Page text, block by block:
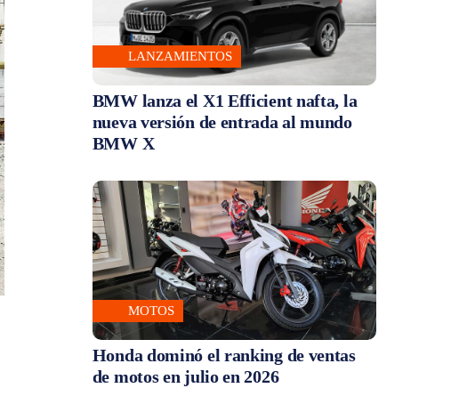
LANZAMIENTOS
BMW lanza el X1 Efficient nafta, la
nueva versión de entrada al mundo
BMW X
MOTOS
Honda dominó el ranking de ventas
de motos en julio en 2026